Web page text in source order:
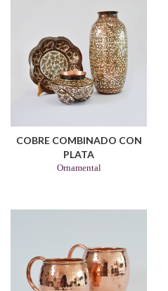
COBRE COMBINADO CON
PLATA
Ornamental